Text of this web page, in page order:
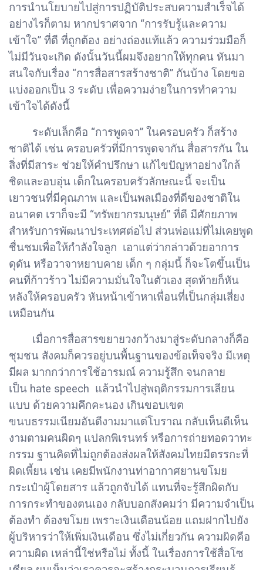
การนำนโยบายไปสู่การปฏิบัติประสบความสำเร็จได้
อย่างไรก็ตาม หากปราศจาก “การรับรู้และความ
เข้าใจ” ที่ดี ที่ถูกต้อง อย่างถ่องแท้แล้ว ความร่วมมือก็
ไม่มีวันจะเกิด ดังนั้นวันนี้ผมจึงอยากให้ทุกคน หันมา
สนใจกับเรื่อง “การสื่อสารสร้างชาติ” กันบ้าง โดยขอ
แบ่งออกเป็น 3 ระดับ เพื่อความง่ายในการทำความ
เข้าใจได้ดังนี้
ระดับเล็กคือ “การพูดจา” ในครอบครัว ก็สร้าง
ชาติได้ เช่น ครอบครัวที่มีการพูดจากัน สื่อสารกัน ใน
สิ่งที่มีสาระ ช่วยให้คำปรึกษา แก้ไขปัญหาอย่างใกล้
ชิดและอบอุ่น เด็กในครอบครัวลักษณะนี้ จะเป็น
เยาวชนที่มีคุณภาพ และเป็นพลเมืองที่ดีของชาติใน
อนาคต เราก็จะมี “ทรัพยากรมนุษย์” ที่ดี มีศักยภาพ
สำหรับการพัฒนาประเทศต่อไป ส่วนพ่อแม่ที่ไม่เคยพูด
ชื่นชมเพื่อให้กำลังใจลูก เอาแต่ว่ากล่าวด้วยอาการ
ดุดัน หรือวาจาหยาบคาย เด็ก ๆ กลุ่มนี้ ก็จะโตขึ้นเป็น
คนที่ก้าวร้าว ไม่มีความมั่นใจในตัวเอง สุดท้ายก็หัน
หลังให้ครอบครัว หันหน้าเข้าหาเพื่อนที่เป็นกลุ่มเสี่ยง
เหมือนกัน
เมื่อการสื่อสารขยายวงกว้างมาสู่ระดับกลางก็คือ
ชุมชน สังคมก็ควรอยู่บนพื้นฐานของข้อเท็จจริง มีเหตุ
มีผล มากกว่าการใช้อารมณ์ ความรู้สึก จนกลาย
เป็น hate speech แล้วนำไปสู่พฤติกรรมการเลียน
แบบ ด้วยความคึกคะนอง เกินขอบเขต
ขนบธรรมเนียมอันดีงามมาแต่โบราณ กลับเห็นดีเห็น
งามตามคนผิดๆ แปลกพิเรนทร์ หรือการถ่ายทอดวาทะ
กรรม ฐานคิดที่ไม่ถูกต้องส่งผลให้สังคมไทยมีตรรกะที่
ผิดเพี้ยน เช่น เคยมีพนักงานท่าอากาศยานขโมย
กระเป๋าผู้โดยสาร แล้วถูกจับได้ แทนที่จะรู้สึกผิดกับ
การกระทำของตนเอง กลับบอกสังคมว่า มีความจำเป็น
ต้องทำ ต้องขโมย เพราะเงินเดือนน้อย แถมฝากไปยัง
ผู้บริหารว่าให้เพิ่มเงินเดือน ซึ่งไม่เกี่ยวกัน ความผิดคือ
ความผิด เหล่านี้ใช่หรือไม่ ทั้งนี้ ในเรื่องการใช้สื่อโซ